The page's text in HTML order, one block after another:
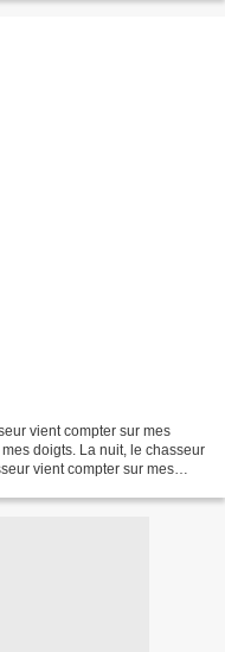
vient compter sur mes
doigts. La nuit, le chasseur
vient compter sur mes